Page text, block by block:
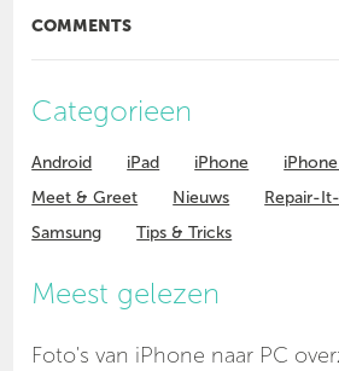
COMMENTS
Categorieen
Android iPad iPhone
Meet & Greet
Nieuws
Repair-
Samsung
Tips & Tricks
Meest gelezen
Foto's van iPhone naar PC